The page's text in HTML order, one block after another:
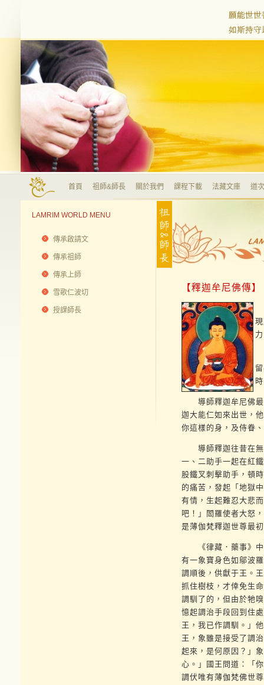
首頁 祖師&師長 關於我們 課程下載 法藏文庫 道
LAMRIM WORLD MENU
傳承啟請文
傳承祖師
傳承上師
雪歌仁波切
授課師長
【釋迦牟尼佛傳】
導師釋迦牟尼佛最
迦大能仁如來出世，
你這樣的身，及侍眷
導師釋迦往昔在無
一、二助手一起在紅
股鐵叉刺擊助手，頓
的痛苦，發起「地獄
有情，生起難忍大悲
吧！」閻羅使者大怒
是薄伽梵釋迦世尊最
《律藏．藥事》中
有一象寶身色如鄔波
調順後，供獻于王。
抓住樹枝，才倖免生
調馴了的，但由於牠
憶起調治手段回到住
王，我已作調馴。」
王，象雖是接受了調
起來，是何原因？」
心。」國王問道：「
調伏唯有薄伽梵佛世